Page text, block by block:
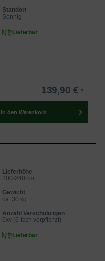
Standort
Sonnig
Lieferbar
139,90 €
In den Warenkorb
Lieferhöhe
200-240 cm
Gewicht
ca. 30 kg
Anzahl Verschulungen
6xv (6-fach verpflanzt)
Lieferbar